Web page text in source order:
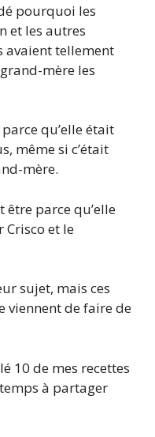
pourquoi les
et les autres
avaient tellement
mère les
qu’elle était
même si c’était
mère.
parce qu’elle
et le
sujet, mais ces
viennent de faire de
10 de mes recettes
à partager